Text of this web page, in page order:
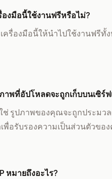
องมือนี้ใช้งานฟรีหรือไม่?
ครื่องมือนี้ให้นำไปใช้งานฟรีทั้
าพที่อัปโหลดจะถูกเก็บบนเซิร์ฟ
ช่ รูปภาพของคุณจะถูกประมวล
เพื่อรับรองความเป็นส่วนตัวขอ
หมายถึงอะไร?